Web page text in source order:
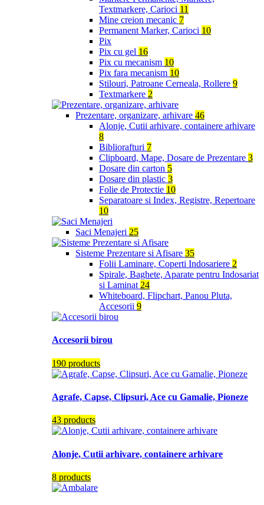
Textmarkere, Carioci 11
Mine creion mecanic 7
Permanent Marker, Carioci 10
Pix
Pix cu gel 16
Pix cu mecanism 10
Pix fara mecanism 10
Stilouri, Patroane Cerneala, Rollere 9
Textmarkere 2
Prezentare, organizare, arhivare 46
Alonje, Cutii arhivare, containere arhivare
8
Bibliorafturi 7
Clipboard, Mape, Dosare de Prezentare 3
Dosare din carton 5
Dosare din plastic 3
Folie de Protectie 10
Separatoare si Index, Registre, Repertoare
10
Saci Menajeri 25
Sisteme Prezentare si Afisare 35
Folii Laminare, Coperti Indosariere 2
Spirale, Baghete, Aparate pentru Indosariat
si Laminat 24
Whiteboard, Flipchart, Panou Pluta,
Accesorii 9
Accesorii birou
190 products
Agrafe, Capse, Clipsuri, Ace cu Gamalie, Pioneze
43 products
Alonje, Cutii arhivare, containere arhivare
8 products